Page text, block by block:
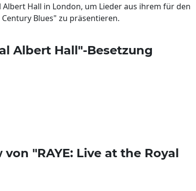
Hall in London, um Lieder aus ihrem für den
Blues" zu präsentieren.
Albert Hall"-Besetzung
"RAYE: Live at the Royal